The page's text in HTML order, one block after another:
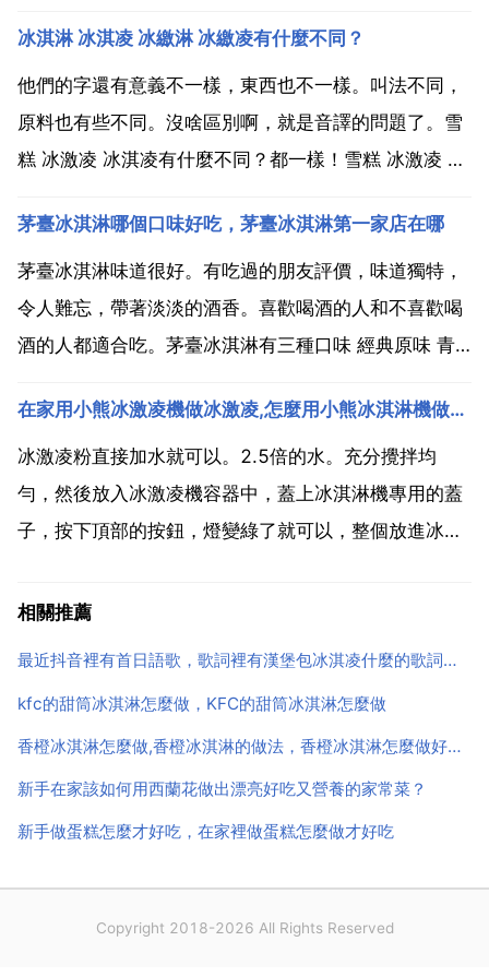
冰淇淋 冰淇凌 冰繳淋 冰繳凌有什麼不同？
他們的字還有意義不一樣，東西也不一樣。叫法不同，
原料也有些不同。沒啥區別啊，就是音譯的問題了。雪
糕 冰激凌 冰淇凌有什麼不同？都一樣！雪糕 冰激凌 冰
康橋一樣，康是音譯，橋是意譯 雪糕是整個意譯。聖代
是sundae的音譯，雪糕的一種。怎麼都對，...
茅臺冰淇淋哪個口味好吃，茅臺冰淇淋第一家店在哪
茅臺冰淇淋味道很好。有吃過的朋友評價，味道獨特，
令人難忘，帶著淡淡的酒香。喜歡喝酒的人和不喜歡喝
酒的人都適合吃。茅臺冰淇淋有三種口味 經典原味 青
道。茅臺冰淇淋的口味詳細介紹如下 .經典原味 新增優
質鮮奶，含量比較大，新增稀忌廉和 貴州茅臺，帶來滿
滿的...
在家用小熊冰激凌機做冰激凌,怎麼用小熊冰淇淋機做巧克力冰淇淋
冰激凌粉直接加水就可以。2.5倍的水。充分攪拌均
勻，然後放入冰激凌機容器中，蓋上冰淇淋機專用的蓋
子，按下頂部的按鈕，燈變綠了就可以，整個放進冰箱
想買呢 怎麼用小熊冰淇淋機做巧克力冰淇淋 方法及步
相關推薦
最近抖音裡有首日語歌，歌詞裡有漢堡包冰淇凌什麼的歌詞，這是哪
kfc的甜筒冰淇淋怎麼做，KFC的甜筒冰淇淋怎麼做
香橙冰淇淋怎麼做,香橙冰淇淋的做法，香橙冰淇淋怎麼做好吃，香橙
新手在家該如何用西蘭花做出漂亮好吃又營養的家常菜？
新手做蛋糕怎麼才好吃，在家裡做蛋糕怎麼做才好吃
Copyright 2018-2026 All Rights Reserved